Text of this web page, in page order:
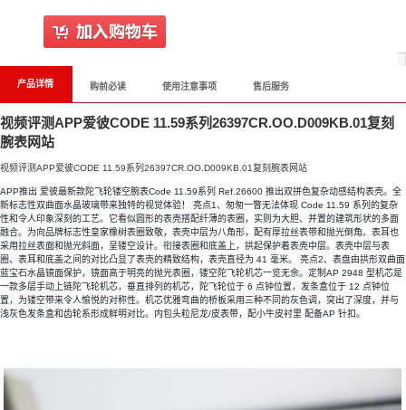
产品详情 购前必读 使用注意事项 售后服务
视频评测APP爱彼CODE 11.59系列26397CR.OO.D009KB.01复刻
腕表网站
视频评测APP爱彼CODE 11.59系列26397CR.OO.D009KB.01复刻腕表网站
APP推出 爱彼最新款陀飞轮镂空腕表Code 11.59系列 Ref.26600 推出双拼色复杂动感结构表壳。全
新标志性双曲面水晶玻璃带来独特的视觉体验！ 亮点1、匆匆一瞥无法体现 Code 11.59 系列的复杂
性和令人印象深刻的工艺。它看似圆形的表壳搭配纤薄的表圈，实则为大胆、并置的建筑形状的多面
融合。为向品牌标志性皇家橡树表圈致敬，表壳中层为八角形，配有厚拉丝表带和抛光倒角。表耳也
采用拉丝表面和抛光斜面，呈镂空设计。衔接表圈和底盖上，拱起保护着表壳中层。表壳中层与表
圈、表耳和底盖之间的对比凸显了表壳的精致结构，表壳直径为 41 毫米。 亮点2、表盘由拱形双曲面
蓝宝石水晶镜面保护，镜面高于明亮的抛光表圈，镂空陀飞轮机芯一览无余。定制AP 2948 型机芯是
一款多层手动上链陀飞轮机芯，垂直排列的机芯，陀飞轮位于 6 点钟位置，发条盒位于 12 点钟位
置，为镂空带来令人愉悦的对称性。机芯优雅弯曲的桥板采用三种不同的灰色调，突出了深度，并与
浅灰色发条盒和齿轮系形成鲜明对比。内包头粒尼龙/皮表带，配小牛皮衬里 配备AP 针扣。